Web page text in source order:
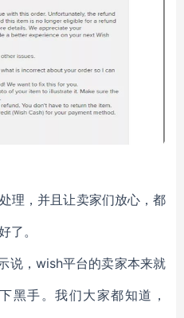
理，并且让卖家们放心，都
了。
说，wish平台的卖家本来就
黑手。我们大家都知道，